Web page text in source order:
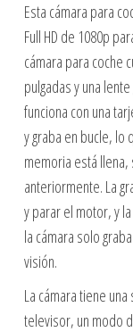
Esta cámara para
Full HD de 1080p
cámara para coche
pulgadas y una
funciona con una
y graba en bucle, lo
memoria está
anteriormente. La
y parar el motor, y
la cámara solo
visión.
La cámara tiene
televisor, un modo